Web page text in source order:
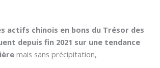
actifs chinois en bons du Trésor des
depuis fin 2021 sur une tendance
mais sans précipitation,